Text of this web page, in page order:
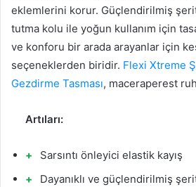
eklemlerini korur. Güçlendirilmiş
tutma kolu ile yoğun kullanım için
ve konforu bir arada arayanlar için
seçeneklerden biridir. Flexi Xtreme
Gezdirme Tasması, maceraperest
Artıları:
Sarsıntı önleyici elastik kayış
Dayanıklı ve güçlendirilmiş